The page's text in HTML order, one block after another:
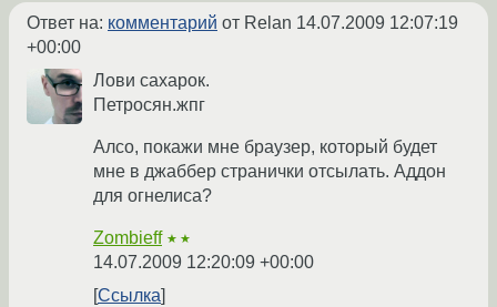
Ответ на: комментарий от Relan 14.07.2009 12:07:19
+00:00
Лови сахарок.
Петросян.жпг
Алсо, покажи мне браузер, который будет
мне в джаббер странички отсылать. Аддон
для огнелиса?
Zombieff ★★
14.07.2009 12:20:09 +00:00
Ссылка